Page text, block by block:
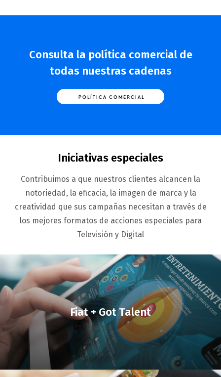
Consulta la política comercial de
todas nuestras cadenas
POLÍTICA COMERCIAL
Iniciativas especiales
Contribuimos a que nuestros clientes alcancen la
notoriedad, la eficacia, la imagen de marca y la
creatividad que sus campañas necesitan a través de
los mejores formatos de acciones especiales para
Televisión y Digital
Fiat + Got Talent